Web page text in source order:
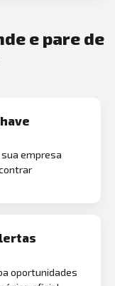
e pare de
empresa
oportunidades